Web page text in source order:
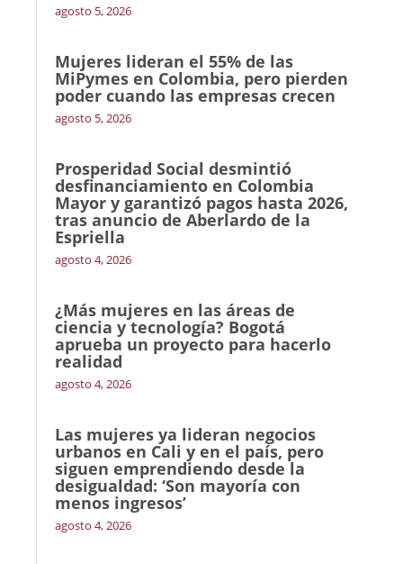
agosto 5, 2026
Mujeres lideran el 55% de las
MiPymes en Colombia, pero pierden
poder cuando las empresas crecen
agosto 5, 2026
Prosperidad Social desmintió
desfinanciamiento en Colombia
Mayor y garantizó pagos hasta 2026,
tras anuncio de Aberlardo de la
Espriella
agosto 4, 2026
¿Más mujeres en las áreas de
ciencia y tecnología? Bogotá
aprueba un proyecto para hacerlo
realidad
agosto 4, 2026
Las mujeres ya lideran negocios
urbanos en Cali y en el país, pero
siguen emprendiendo desde la
desigualdad: ‘Son mayoría con
menos ingresos’
agosto 4, 2026